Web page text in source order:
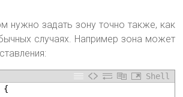
нужно задать зону точно также, как
случаях. Например зона может
Shell
{